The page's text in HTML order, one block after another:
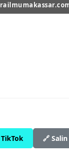
TikTok 🔗